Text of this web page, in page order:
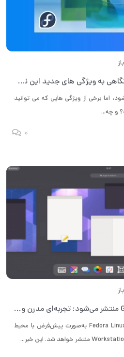
تاریخ انتشار فدورا 36 و نگاهی به ویژگی های جدید این نسخه
می شود، اما برخی از ویژگی هایی که می توانید
و چه...
0
Fedora 34 با GNOME 40 منتشر می‌شود: تجربه‌ای مدرن و جذاب!
پروژه فدورا اعلام کرد که Fedora Linux 34 به‌صورت پیش‌فرض با محیط